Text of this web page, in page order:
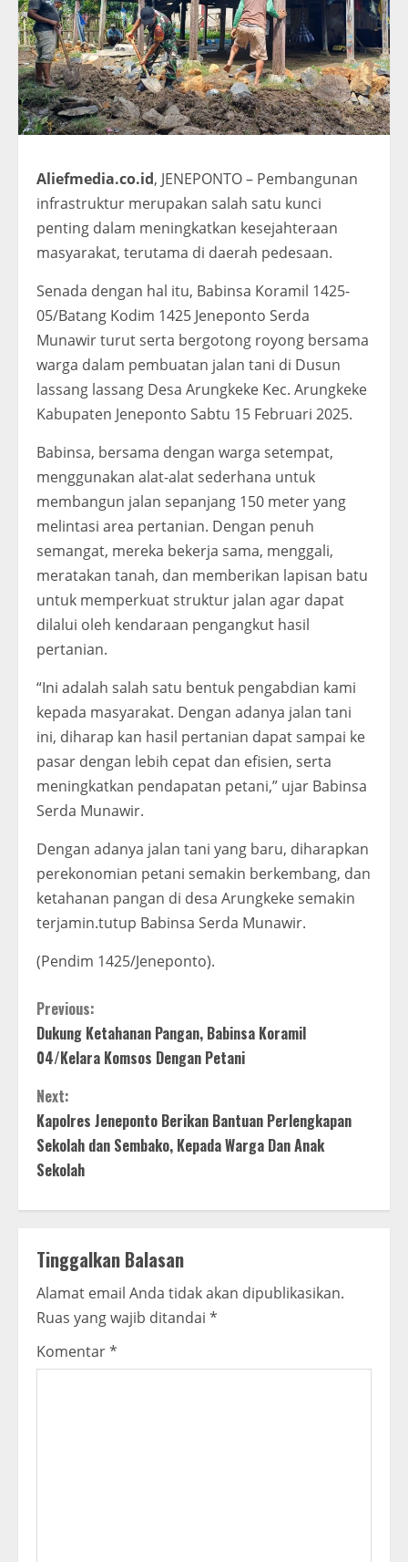
Aliefmedia.co.id, JENEPONTO – Pembangunan
infrastruktur merupakan salah satu kunci
penting dalam meningkatkan kesejahteraan
masyarakat, terutama di daerah pedesaan.
Senada dengan hal itu, Babinsa Koramil 1425-
05/Batang Kodim 1425 Jeneponto Serda
Munawir turut serta bergotong royong bersama
warga dalam pembuatan jalan tani di Dusun
lassang lassang Desa Arungkeke Kec. Arungkeke
Kabupaten Jeneponto Sabtu 15 Februari 2025.
Babinsa, bersama dengan warga setempat,
menggunakan alat-alat sederhana untuk
membangun jalan sepanjang 150 meter yang
melintasi area pertanian. Dengan penuh
semangat, mereka bekerja sama, menggali,
meratakan tanah, dan memberikan lapisan batu
untuk memperkuat struktur jalan agar dapat
dilalui oleh kendaraan pengangkut hasil
pertanian.
“Ini adalah salah satu bentuk pengabdian kami
kepada masyarakat. Dengan adanya jalan tani
ini, diharap kan hasil pertanian dapat sampai ke
pasar dengan lebih cepat dan efisien, serta
meningkatkan pendapatan petani,” ujar Babinsa
Serda Munawir.
Dengan adanya jalan tani yang baru, diharapkan
perekonomian petani semakin berkembang, dan
ketahanan pangan di desa Arungkeke semakin
terjamin.tutup Babinsa Serda Munawir.
(Pendim 1425/Jeneponto).
C
o
n
t
i
n
u
e
R
e
Previous:
Dukung Ketahanan Pangan, Babinsa Koramil
04/Kelara Komsos Dengan Petani
Next:
Kapolres Jeneponto Berikan Bantuan Perlengkapan
Sekolah dan Sembako, Kepada Warga Dan Anak
Sekolah
Tinggalkan Balasan
Alamat email Anda tidak akan dipublikasikan.
Ruas yang wajib ditandai *
Komentar*